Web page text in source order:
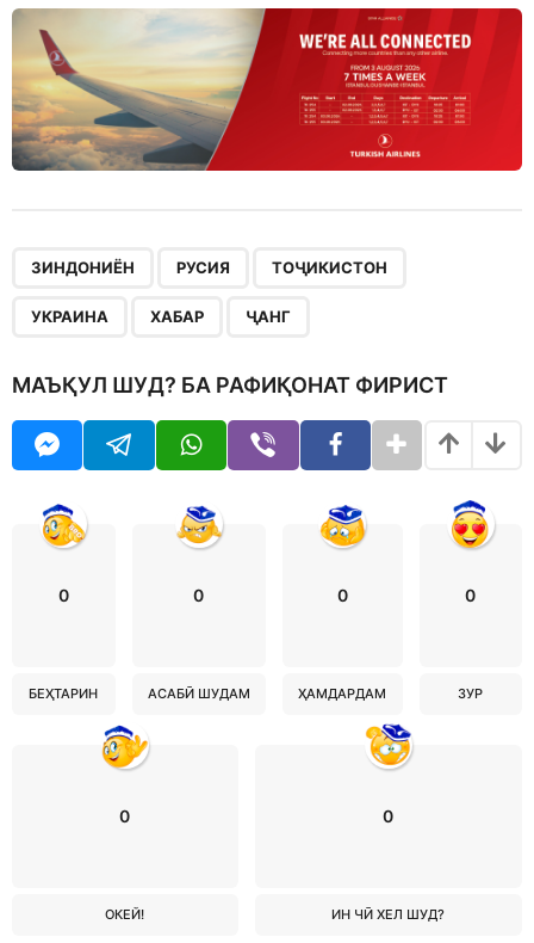
ЗИНДОНИЁН РУСИЯ ТОҶИКИСТОН
УКРАИНА ХАБАР ҶАНГ
МАЪҚУЛ ШУД? БА РАФИҚОНАТ ФИРИСТ
0
БЕҲТАРИН
0
АСАБӢ ШУДАМ
0
ҲАМДАРДАМ
0
ЗУР
0
ОКЕЙ!
0
ИН ЧӢ ХЕЛ ШУД?